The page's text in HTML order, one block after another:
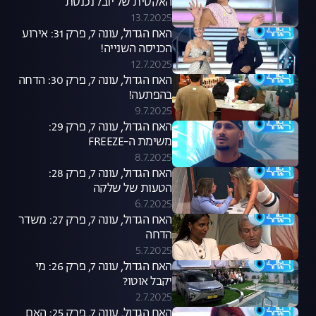
13.7.2025
האח הגדול, עונה 7, פרק 31: אירוע
הכניסה השנייה!
12.7.2025
האח הגדול, עונה 7, פרק 30: הדחה
בהפתעה!
9.7.2025
האח הגדול, עונה 7, פרק 29:
משימת ה-FREEZE
8.7.2025
האח הגדול, עונה 7, פרק 28:
הטעות של שלקה
6.7.2025
האח הגדול, עונה 7, פרק 27: משדר
הדחה
5.7.2025
האח הגדול, עונה 7, פרק 26: מי
יקבל אוטו?
2.7.2025